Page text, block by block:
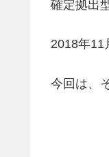
確定拠出
2018年11
今回は、